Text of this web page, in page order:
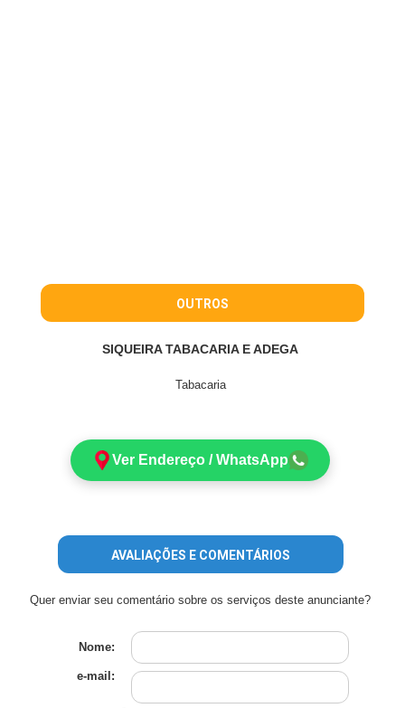
OUTROS
SIQUEIRA TABACARIA E ADEGA
Tabacaria
Ver Endereço / WhatsApp
AVALIAÇÕES E COMENTÁRIOS
Quer enviar seu comentário sobre os serviços deste anunciante?
Nome:
e-mail: